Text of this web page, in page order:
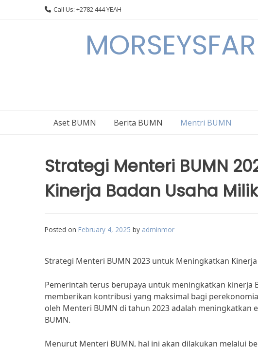
Call Us: +2782 444 YEAH
Aset BUMN Berita BUMN Mentri BUMN
Strategi Menteri BUMN
Kinerja Badan Usaha
Posted on February 4, 2025 by adminmor
Strategi Menteri BUMN 2023 untuk Meningkatkan
Pemerintah terus berupaya untuk meningkatkan kinerja
memberikan kontribusi yang maksimal bagi
oleh Menteri BUMN di tahun 2023 adalah
BUMN.
Menurut Menteri BUMN, hal ini akan dilakukan melalui